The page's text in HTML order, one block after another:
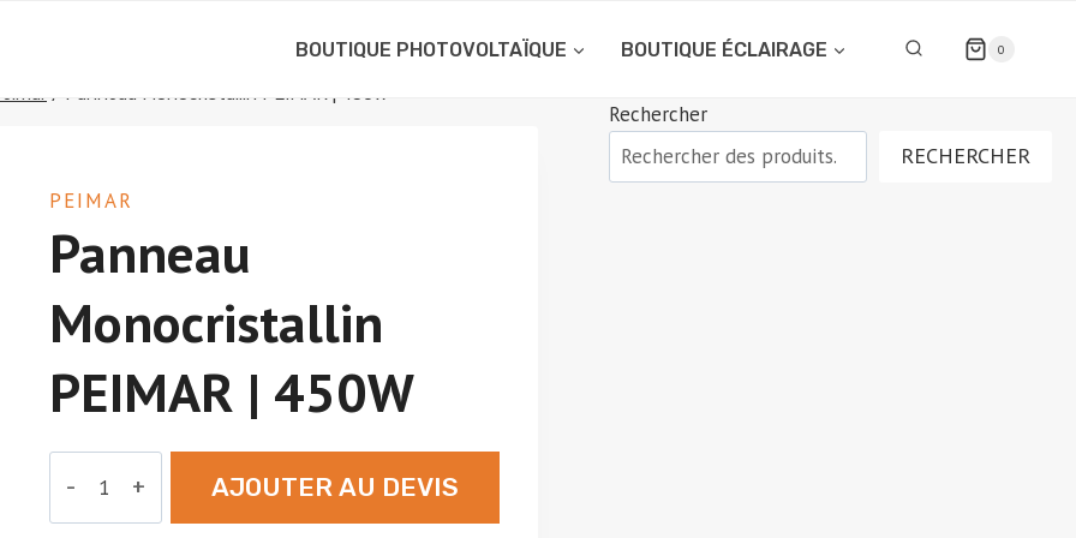
BOUTIQUE PHOTOVOLTAÏQUE BOUTIQUE ÉCLAIRAGE 0
/ Panneau Monocristallin PEIMAR | 450W
PEIMAR
Panneau
Monocristallin
PEIMAR | 450W
Panneau
AJOUTER AU DEVIS
Rechercher
RECHERCHER